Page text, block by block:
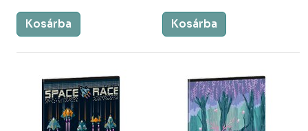
Kosárba Kosárba